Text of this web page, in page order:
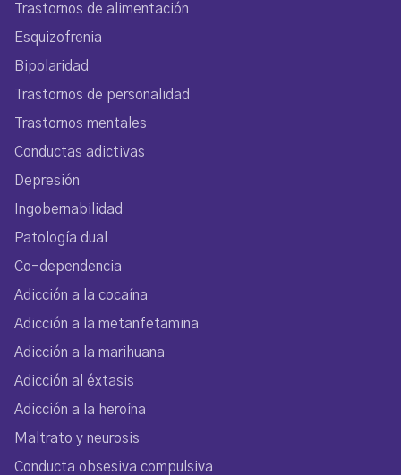
Trastornos de alimentación
Esquizofrenia
Bipolaridad
Trastornos de personalidad
Trastornos mentales
Conductas adictivas
Depresión
Ingobernabilidad
Patología dual
Co-dependencia
Adicción a la cocaína
Adicción a la metanfetamina
Adicción a la marihuana
Adicción al éxtasis
Adicción a la heroína
Maltrato y neurosis
Conducta obsesiva compulsiva